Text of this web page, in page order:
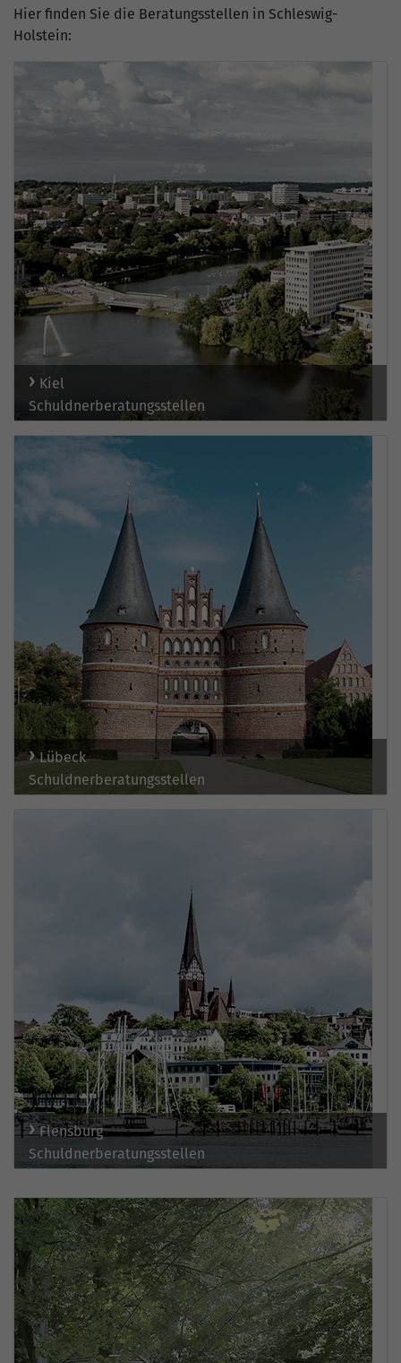
Hier finden Sie die Beratungsstellen in Schleswig-
Holstein:
Kiel
Schuldnerberatungsstellen
Lübeck
Schuldnerberatungsstellen
Flensburg
Schuldnerberatungsstellen